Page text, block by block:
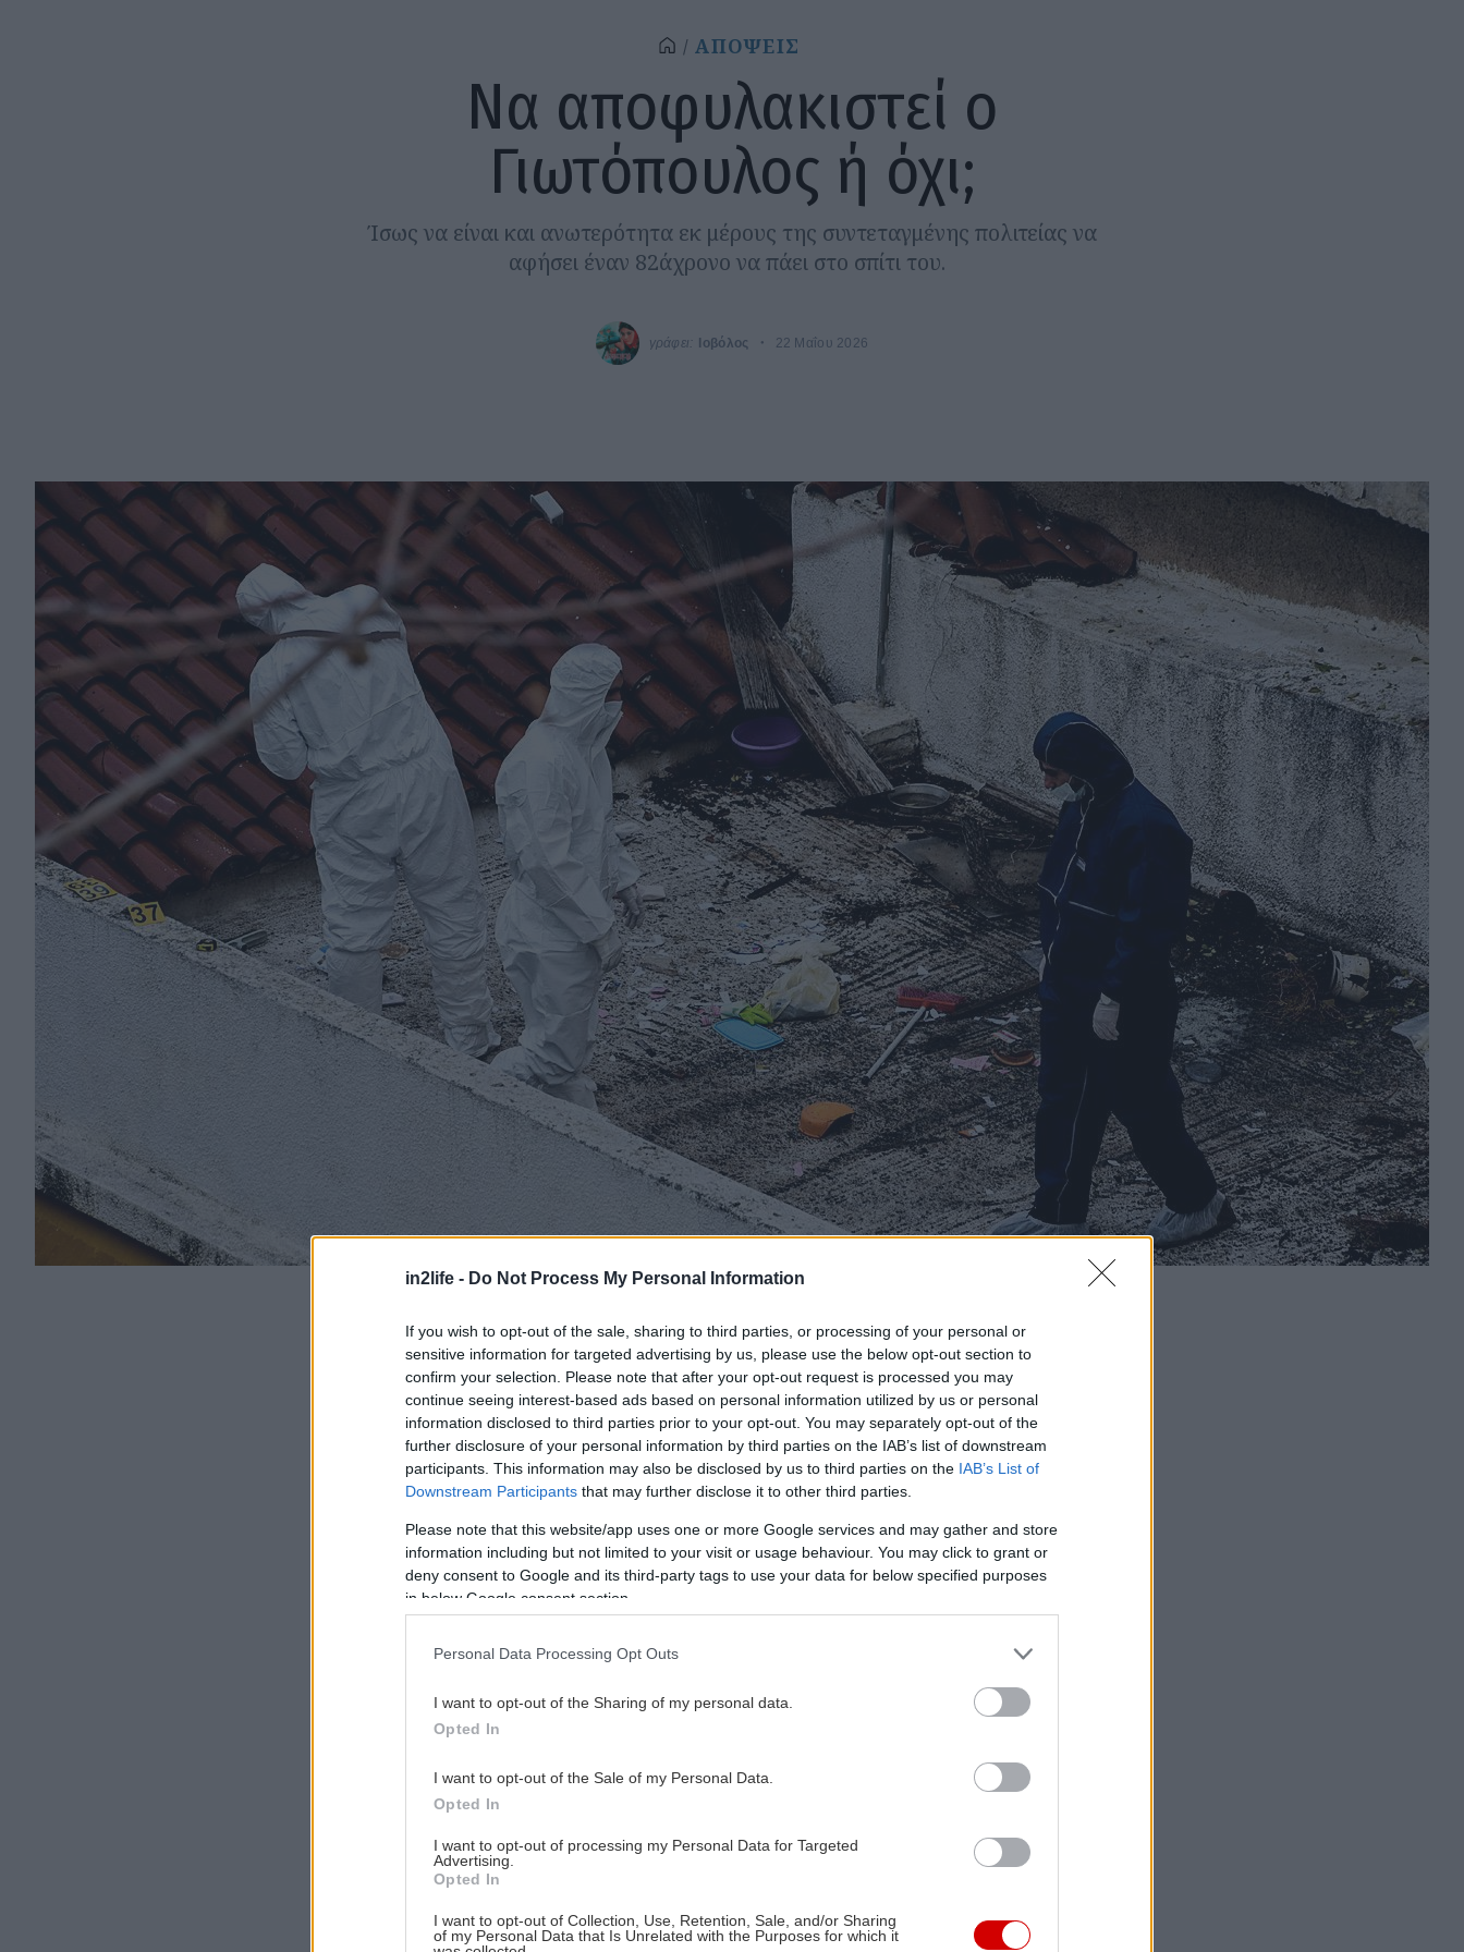
in2life - Do Not Process My Personal Information
If you wish to opt-out of the sale, sharing to third parties, or processing of your personal or
sensitive information for targeted advertising by us, please use the below opt-out section to
confirm your selection. Please note that after your opt-out request is processed you may
continue seeing interest-based ads based on personal information utilized by us or personal
information disclosed to third parties prior to your opt-out. You may separately opt-out of the
further disclosure of your personal information by third parties on the IAB’s list of downstream
participants. This information may also be disclosed by us to third parties on the IAB’s List of
Downstream Participants that may further disclose it to other third parties.
Please note that this website/app uses one or more Google services and may gather and store
information including but not limited to your visit or usage behaviour. You may click to grant or
deny consent to Google and its third-party tags to use your data for below specified purposes
in below Google consent section.
Personal Data Processing Opt Outs
I want to opt-out of the Sharing of my personal data.
Opted In
I want to opt-out of the Sale of my Personal Data.
Opted In
I want to opt-out of processing my Personal Data for Targeted
Advertising.
Opted In
I want to opt-out of Collection, Use, Retention, Sale, and/or Sharing
of my Personal Data that Is Unrelated with the Purposes for which it
ΑΠΟΨΕΙΣ
Να αποφυλακιστεί ο
Γιωτόπουλος ή όχι;
Ίσως να είναι και ανωτερότητα εκ μέρους της συντεταγμένης πολιτείας να
αφήσει έναν 82άχρονο να πάει στο σπίτι του.
γράφει: Ιοβόλος 22 Μαΐου 2026